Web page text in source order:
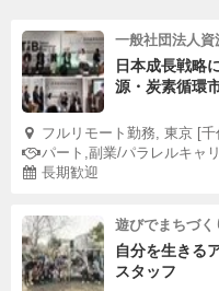
一般社団法人
日本成長戦略
源・炭素循環
フルリモート勤務, 東京 [
パート,副業/パラレルキャ
長期歓迎
遊びでまちづく
自分を生きる
スタッフ